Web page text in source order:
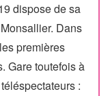
dispose de sa
Dans
premières
Gare toutefois à
: